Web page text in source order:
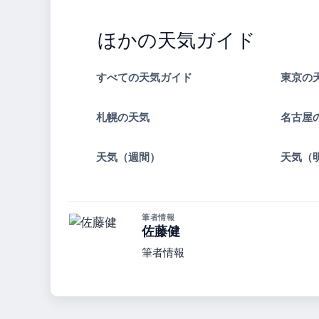
ほかの天気ガイド
すべての天気ガイド 東京の
札幌の天気 名古屋
天気（週間） 天気（
筆者情報
佐藤健
筆者情報